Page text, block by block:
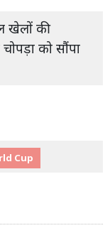
खेलों की
को सौंपा
Cup